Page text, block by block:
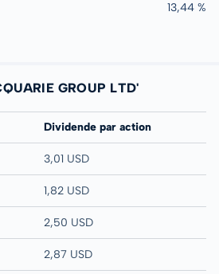
13,44 %
GROUP LTD'
Dividende par action
3,01 USD
1,82 USD
2,50 USD
2,87 USD